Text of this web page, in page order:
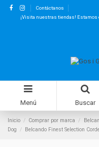
Contáctanos
¡Visita nuestras tiendas! Estamos
Menú Buscar
Inicio Comprar por marca
Dog
Belcando Finest Selection